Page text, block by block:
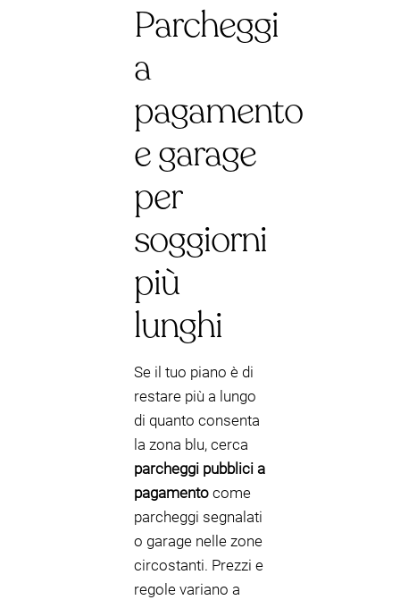
Parcheggi
a
pagamento
e garage
per
soggiorni
più
lunghi
Se il tuo piano è di
restare più a lungo
di quanto consenta
la zona blu, cerca
parcheggi pubblici a
pagamento come
parcheggi segnalati
o garage nelle zone
circostanti. Prezzi e
regole variano a